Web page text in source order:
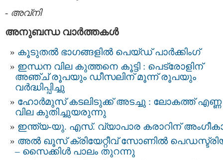
- അവ്നി
അനുബന്ധ വാര്‍ത്തകള്‍
കൂടുതൽ ഭാഗങ്ങളിൽ പെയ്ഡ് പാർക്കിംഗ്
ഇന്ധന വില കുത്തനെ കൂട്ടി : പെട്രോളിന്
അഞ്ച് രൂപയും ഡീസലിന് മൂന്ന് രൂപയും
വർദ്ധിപ്പിച്ചു
ഹോർമുസ് കടലിടുക്ക് അടച്ചു : ലോകത്ത് എണ്ണ
വില കുതിച്ചുയരുന്നു
ഇന്ത്യ-യു. എസ്. വ്യാപാര കരാറിന്
അൽ ഖൂസ് ക്രിയേറ്റീവ് സോണിൽ
– സൈക്കിൾ പാലം തുറന്നു